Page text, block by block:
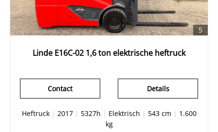
5
Linde E16C-02 1,6 ton elektrische heftruck
Details
Contact
Heftruck| 2017| 5327h | Elektrisch | 543 cm | 1.600
kg